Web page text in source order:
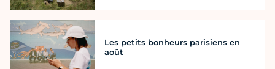
Les petits bonheurs parisiens en
août